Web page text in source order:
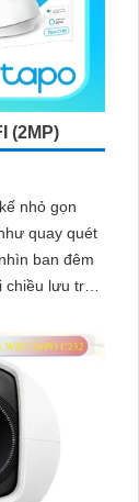
(2MP)
nhỏ gọn
quay quét
ban đêm